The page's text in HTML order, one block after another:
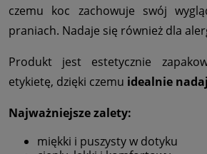
czemu koc zachowuje swój
praniach. Nadaje się również dla
Produkt jest estetycznie
etykietę, dzięki czemu idealnie
Najważniejsze zalety:
miękki i puszysty w dotyku